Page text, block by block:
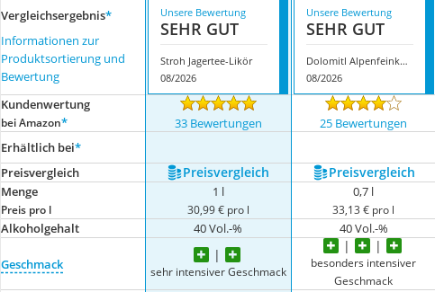
Vergleichsergebnis*
Informationen zur
Produktsortierung und
Bewertung
Unsere Bewertung
SEHR GUT
Stroh Jagertee-Likör
08/2026
Unsere Bewertung
SEHR GUT
Dolomitl Alpenfeinkost Jagertee
08/2026
Kundenwertung
bei Amazon* 33 Bewertungen 25 Bewertungen
Erhältlich bei*
Preis­vergleich
Preis­vergleich Preis­vergleich
Menge
Preis pro l
1 l
30,99 € pro l
0,7 l
33,13 € pro l
Alkoholgehalt 40 Vol.-% 40 Vol.-%
Geschmack sehr intensiver Geschmack
besonders intensiver
Geschmack